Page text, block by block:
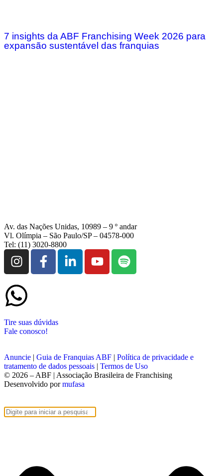
7 insights da ABF Franchising Week 2026 para
expansão sustentável das franquias
Av. das Nações Unidas, 10989 – 9 º andar
Vl. Olímpia – São Paulo/SP – 04578-000
Tel: (11) 3020-8800
Tire suas dúvidas
Fale conosco!
Anuncie | Guia de Franquias ABF | Política de privacidade e
tratamento de dados pessoais | Termos de Uso
© 2026 – ABF | Associação Brasileira de Franchising
Desenvolvido pormufasa